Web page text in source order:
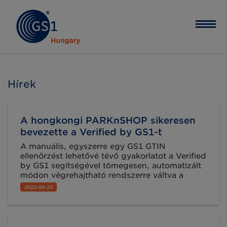
Hírek
A hongkongi PARKnSHOP sikeresen
bevezette a Verified by GS1-t
A manuális, egyszerre egy GS1 GTIN
ellenőrzést lehetővé tévő gyakorlatot a Verified
by GS1 segítségével tömegesen, automatizált
módon végrehajtható rendszerre váltva a
PARKnSHOP a termékek belistázásával töltött
időt jelentősen csökkentette.
2022-09-23